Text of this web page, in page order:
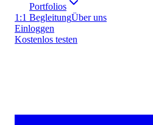
Portfolios
1:1 BegleitungÜber uns
Einloggen
Kostenlos testen